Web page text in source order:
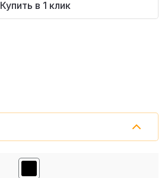
Купить в 1 клик